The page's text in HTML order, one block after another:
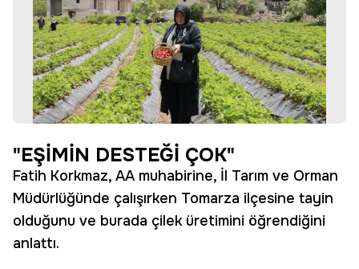
"EŞİMİN DESTEĞİ ÇOK"
Fatih Korkmaz, AA muhabirine, İl Tarım ve Orman
Müdürlüğünde çalışırken Tomarza ilçesine tayin
olduğunu ve burada çilek üretimini öğrendiğini
anlattı.